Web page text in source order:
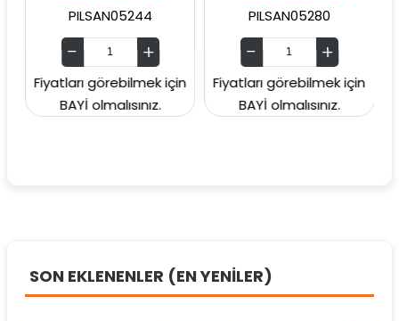
PILSAN05244
Fiyatları görebilmek için
BAYİ olmalısınız.
PILSAN05280
Fiyatları görebilmek için
BAYİ olmalısınız.
SON EKLENENLER (EN YENİLER)